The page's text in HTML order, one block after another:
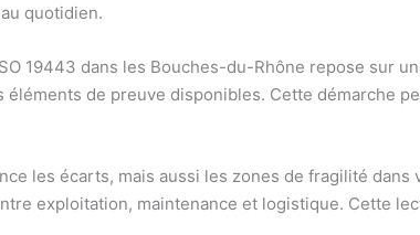
quotidien.
19443 dans les Bouches-du-Rhône repose sur
éléments de preuve disponibles. Cette démarche
les écarts, mais aussi les zones de fragilité
exploitation, maintenance et logistique. Cette